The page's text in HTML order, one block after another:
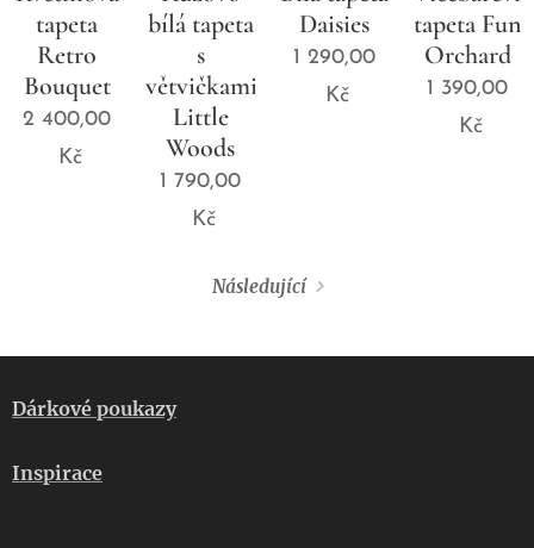
tapeta
Retro
Bouquet
2 400,00
Kč
bílá tapeta
s
větvičkami
Little
Woods
1 790,00
Kč
Daisies
1 290,00
Kč
tapeta Fun
Orchard
1 390,00
Kč
Následující
Dárkové poukazy
Inspirace